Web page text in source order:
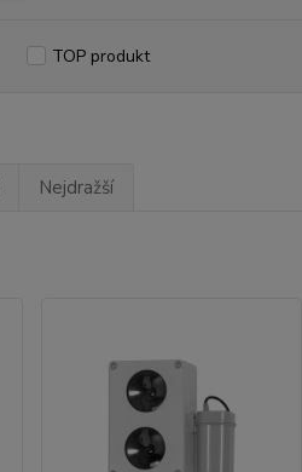
TOP produkt
Nejdražší